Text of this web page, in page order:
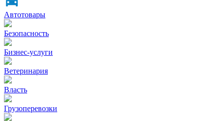
Автотовары
Безопасность
Бизнес-услуги
Ветеринария
Власть
Грузоперевозки